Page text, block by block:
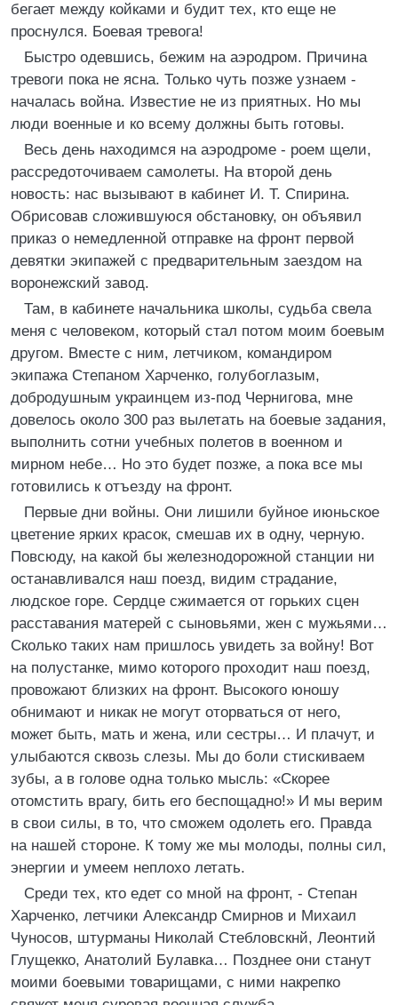
бегает между койками и будит тех, кто еще не
проснулся. Боевая тревога!
Быстро одевшись, бежим на аэродром. Причина
тревоги пока не ясна. Только чуть позже узнаем -
началась война. Известие не из приятных. Но мы
люди военные и ко всему должны быть готовы.
Весь день находимся на аэродроме - роем щели,
рассредоточиваем самолеты. На второй день
новость: нас вызывают в кабинет И. Т. Спирина.
Обрисовав сложившуюся обстановку, он объявил
приказ о немедленной отправке на фронт первой
девятки экипажей с предварительным заездом на
воронежский завод.
Там, в кабинете начальника школы, судьба свела
меня с человеком, который стал потом моим боевым
другом. Вместе с ним, летчиком, командиром
экипажа Степаном Харченко, голубоглазым,
добродушным украинцем из-под Чернигова, мне
довелось около 300 раз вылетать на боевые задания,
выполнить сотни учебных полетов в военном и
мирном небе… Но это будет позже, а пока все мы
готовились к отъезду на фронт.
Первые дни войны. Они лишили буйное июньское
цветение ярких красок, смешав их в одну, черную.
Повсюду, на какой бы железнодорожной станции ни
останавливался наш поезд, видим страдание,
людское горе. Сердце сжимается от горьких сцен
расставания матерей с сыновьями, жен с мужьями…
Сколько таких нам пришлось увидеть за войну! Вот
на полустанке, мимо которого проходит наш поезд,
провожают близких на фронт. Высокого юношу
обнимают и никак не могут оторваться от него,
может быть, мать и жена, или сестры… И плачут, и
улыбаются сквозь слезы. Мы до боли стискиваем
зубы, а в голове одна только мысль: «Скорее
отомстить врагу, бить его беспощадно!» И мы верим
в свои силы, в то, что сможем одолеть его. Правда
на нашей стороне. К тому же мы молоды, полны сил,
энергии и умеем неплохо летать.
Среди тех, кто едет со мной на фронт, - Степан
Харченко, летчики Александр Смирнов и Михаил
Чуносов, штурманы Николай Стебловскнй, Леонтий
Глущекко, Анатолий Булавка… Позднее они станут
моими боевыми товарищами, с ними накрепко